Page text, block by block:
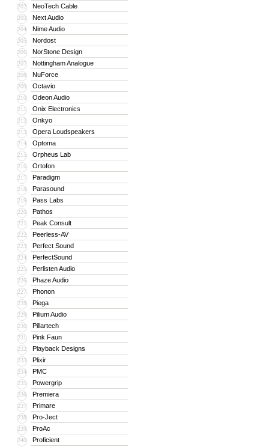
202 NeoTech Cable
203 Next Audio
204 Nime Audio
205 Nordost
206 NorStone Design
207 Nottingham Analogue
208 NuForce
209 Octavio
210 Odeon Audio
211 Onix Electronics
212 Onkyo
213 Opera Loudspeakers
214 Optoma
215 Orpheus Lab
216 Ortofon
217 Paradigm
218 Parasound
219 Pass Labs
220 Pathos
221 Peak Consult
222 Peerless-AV
223 Perfect Sound
224 PerfectSound
225 Perlisten Audio
226 Phaze Audio
227 Phonon
228 Piega
229 Pilium Audio
230 Pillartech
231 Pink Faun
232 Playback Designs
233 Plixir
234 PMC
235 Powergrip
236 Premiera
237 Primare
238 Pro-Ject
239 ProAc
240 Proficient